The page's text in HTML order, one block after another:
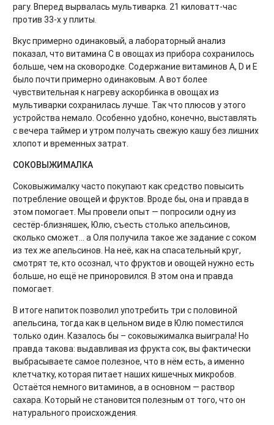
рагу. Вперед вырвалась мультиварка. 21 киловатт-час
против 33-х у плиты.
Вкус примерно одинаковый, а лабораторный анализ
показал, что витамина C в овощах из прибора сохранилось
больше, чем на сковородке. Содержание витаминов А, D и Е
было почти примерно одинаковым. А вот более
чувствительная к нагреву аскорбинка в овощах из
мультиварки сохранилась лучше. Так что плюсов у этого
устройства немало. Особенно удобно, конечно, выставлять
с вечера таймер и утром получать свежую кашу без лишних
хлопот и временных затрат.
СОКОВЫЖИМАЛКА
Соковыжималку часто покупают как средство повысить
потребление овощей и фруктов. Вроде бы, она и правда в
этом помогает. Мы провели опыт — попросили одну из
сестёр-близняшек, Юлю, съесть столько апельсинов,
сколько сможет... а Оля получила такое же задание с соком
из тех же апельсинов. На неё, как на спасательный круг,
смотрят те, кто осознал, что фруктов и овощей нужно есть
больше, но ещё не приноровился. В этом она и правда
помогает.
В итоге напиток позволил употребить три с половиной
апельсина, тогда как в цельном виде в Юлю поместился
только один. Казалось бы – соковыжималка выиграла! Но
правда такова: выдавливая из фрукта сок, вы фактически
выбрасываете самое полезное, что в нём есть, а именно
клетчатку, которая питает наших кишечных микробов.
Остаётся немного витаминов, а в основном — раствор
сахара. Который не становится полезным от того, что он
натурального происхождения.